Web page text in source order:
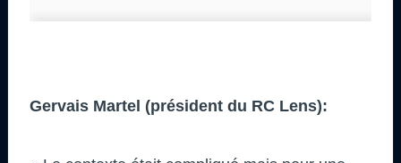
Gervais Martel (président du RC Lens):